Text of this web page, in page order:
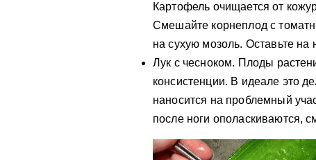
Картофель очищается от
Смешайте корнеплод с
на сухую мозоль. Оставьте на
Лук с чесноком. Плоды
консистенции. В идеале это
наносится на проблемный
после ноги ополаскиваются,